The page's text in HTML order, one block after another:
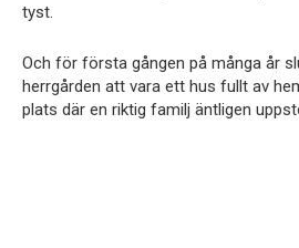
tyst.
Och för första gången på många år
herrgården att vara ett hus fullt av
plats där en riktig familj äntligen